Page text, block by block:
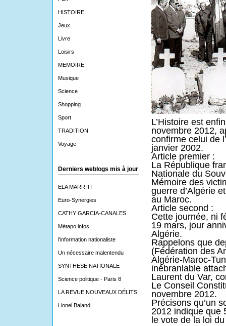
HISTOIRE
Jeux
Livre
Loisirs
MEMOIRE
Musique
Science
Shopping
Sport
TRADITION
Voyage
Derniers weblogs mis à jour
ELA MARRITI
Euro-Synergies
CATHY GARCIA-CANALES
Métapo infos
l'information nationaliste
Un nécessaire malentendu
SYNTHESE NATIONALE
Science politique - Paris 8
LA REVUE NOUVEAUX DÉLITS
Lionel Baland
L’Histoire est
novembre 2012,
confirme celui de
janvier 2002.
Article premier :
La République
Nationale du
Mémoire des
guerre d’Algérie
au Maroc.
Article second :
Cette journée, ni
19 mars, jour
Algérie.
Rappelons que
(Fédération des
Algérie-Maroc-
inébranlable
Laurent du Var,
Le Conseil
novembre 2012.
Précisons qu’un
2012 indique que
le vote de la loi